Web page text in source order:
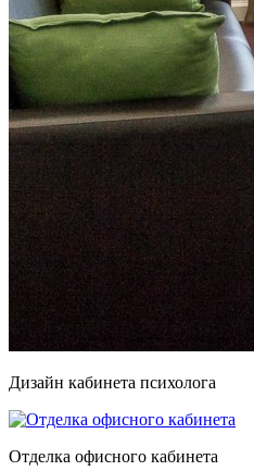
Дизайн кабинета психолога
Отделка офисного кабинета